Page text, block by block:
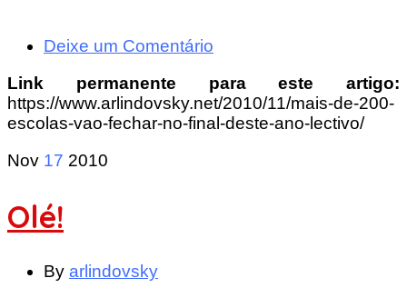
Deixe um Comentário
Link permanente para este artigo:
https://www.arlindovsky.net/2010/11/mais-de-200-
escolas-vao-fechar-no-final-deste-ano-lectivo/
Nov 17 2010
Olé!
By arlindovsky